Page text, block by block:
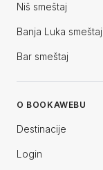
Niš smeštaj
Banja Luka smeštaj
Bar smeštaj
O BOOKAWEBU
Destinacije
Login